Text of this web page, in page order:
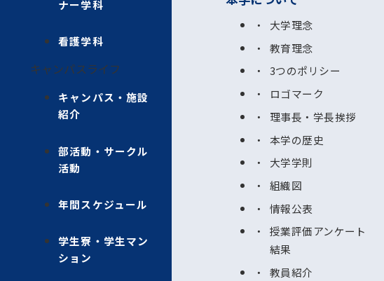
ナー学科
看護学科
キャンパスライフ
キャンパス・施設
紹介
部活動・サークル
活動
年間スケジュール
学生寮・学生マン
ション
大学理念
教育理念
3つのポリシー
ロゴマーク
理事長・学長挨拶
本学の歴史
大学学則
組織図
情報公表
授業評価アンケート
結果
教員紹介